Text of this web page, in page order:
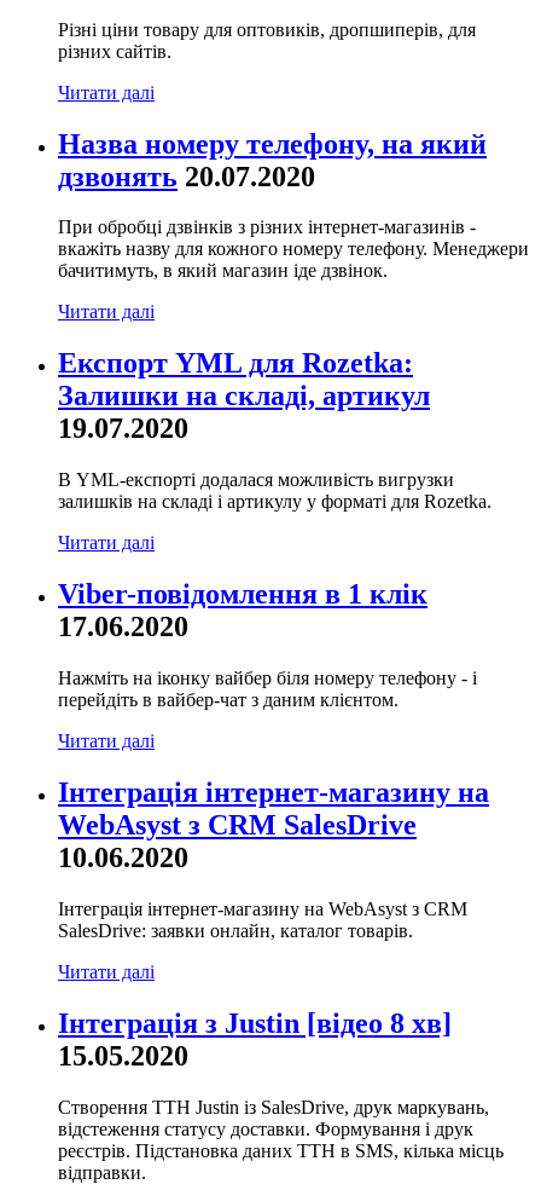
Різні ціни товару для оптовиків, дропшиперів, для
різних сайтів.
Читати далі
Назва номеру телефону, на який
дзвонять 20.07.2020
При обробці дзвінків з різних інтернет-магазинів -
вкажіть назву для кожного номеру телефону. Менеджери
бачитимуть, в який магазин іде дзвінок.
Читати далі
Експорт YML для Rozetka:
Залишки на складі, артикул
19.07.2020
В YML-експорті додалася можливість вигрузки
залишків на складі і артикулу у форматі для Rozetka.
Читати далі
Viber-повідомлення в 1 клік
17.06.2020
Нажміть на іконку вайбер біля номеру телефону - і
перейдіть в вайбер-чат з даним клієнтом.
Читати далі
Інтеграція інтернет-магазину на
WebAsyst з CRM SalesDrive
10.06.2020
Інтеграція інтернет-магазину на WebAsyst з CRM
SalesDrive: заявки онлайн, каталог товарів.
Читати далі
Інтеграція з Justin [відео 8 хв]
15.05.2020
Створення ТТН Justin із SalesDrive, друк маркувань,
відстеження статусу доставки. Формування і друк
реєстрів. Підстановка даних ТТН в SMS, кілька місць
відправки.